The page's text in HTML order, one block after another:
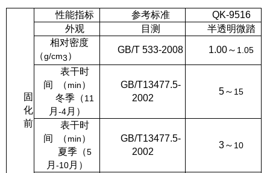
固
化
前
性能指标 参考标准
QK-9516
外观
目测
半透明微踏
相对密度
（g/cm3）
GB/T 533-2008 1.00～ 1.05
表干时
间
（min）
冬季（11
月 -4月）
GB/T13477.5-
2002
5～ 15
表干时
间
（min）
夏季（5
月 -10月）
GB/T13477.5-
2002
3～ 10